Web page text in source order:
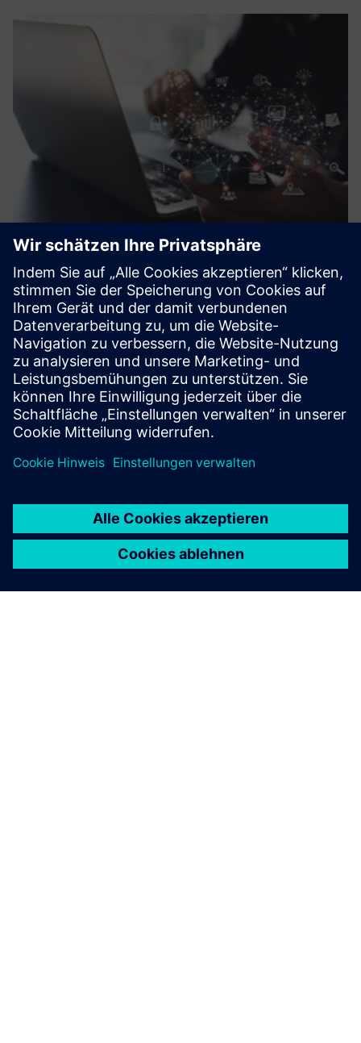
Digital transformation
Eraneos treibt und unterstützt technologiebezogene
Strategie- und Implementierungsprojekte im
Schienenverkehr mit den Schwerpunkten: - Digital Asset
Management - Automatischer Zugbetrieb - Digitale
Kundenreise - Unternehmensautoma...
Mehr erfahren